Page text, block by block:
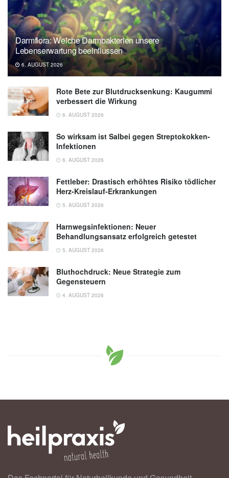
Darmflora: Welche Darmbakterien unsere
Lebenserwartung beeinflussen
6. AUGUST 2026
Rote Bete zur Blutdrucksenkung: Kaugummi
verbessert die Wirkung
6. AUGUST 2026
So wirksam ist Salbei gegen Streptokokken-
Infektionen
6. AUGUST 2026
Fettleber: Drastisch erhöhtes Risiko tödlicher
Herz-Kreislauf-Erkrankungen
5. AUGUST 2026
Harnwegsinfektionen: Neuer
Behandlungsansatz erfolgreich getestet
5. AUGUST 2026
Bluthochdruck: Neue Strategie zum
Gegensteuern
4. AUGUST 2026